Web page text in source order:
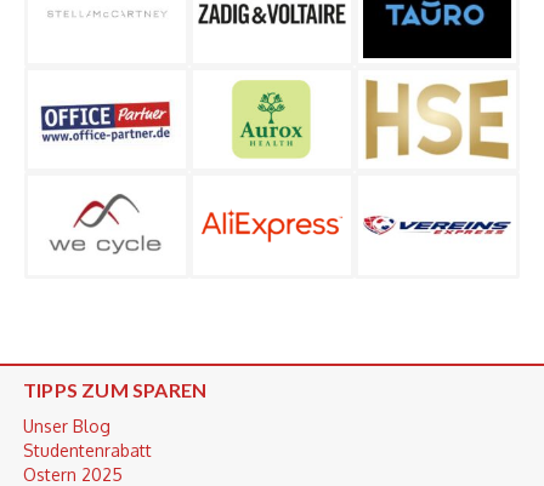
TIPPS ZUM SPAREN
Unser Blog
Studentenrabatt
Ostern 2025